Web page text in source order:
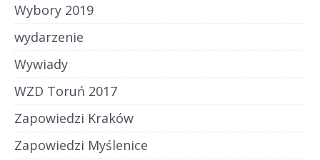
Wybory 2019
wydarzenie
Wywiady
WZD Toruń 2017
Zapowiedzi Kraków
Zapowiedzi Myślenice